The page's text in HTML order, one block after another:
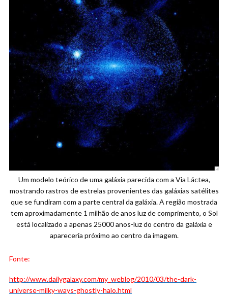
Um modelo teórico de uma galáxia parecida com a Via Láctea,
mostrando rastros de estrelas provenientes das galáxias satélites
que se fundiram com a parte central da galáxia. A região mostrada
tem aproximadamente 1 milhão de anos luz de comprimento, o Sol
está localizado a apenas 25000 anos-luz do centro da galáxia e
apareceria próximo ao centro da imagem.
Fonte:
http://www.dailygalaxy.com/my_weblog/2010/03/the-dark-
universe-milky-ways-ghostly-halo.html